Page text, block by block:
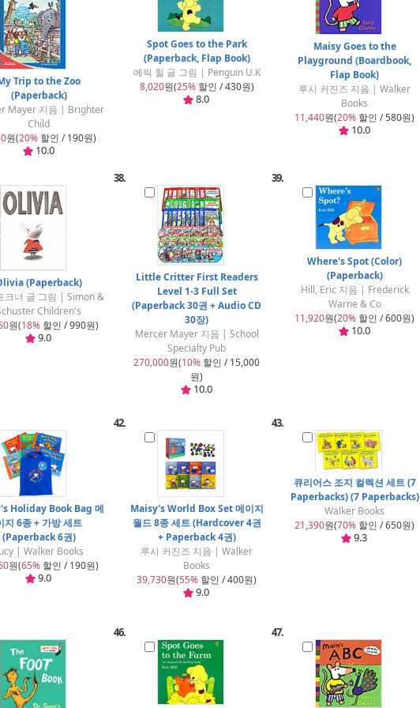
Trip to the Zoo
(Paperback)
Mayer 지음 | Brighter
Child
원(20%할인 / 190원)
10.0
Spot Goes to the Park
(Paperback, Flap Book)
에릭 힐 글 그림 | Penguin U.K
8,020원(25%할인 / 430원)
8.0
Maisy Goes to the
Playground (Boardbook,
Flap Book)
루시 커진즈 지음 | Walker
Books
11,440원(20% 할인 / 580원)
10.0
(Paperback)
크너 글 그림 | Simon &
Children's
원(18% 할인 / 990원)
9.0
38.
Little Critter First Readers
Level 1-3 Full Set
(Paperback 30권 + Audio CD
30장)
Mercer Mayer 지음 | School
Specialty Pub
270,000원(10% 할인 / 15,000
원)
10.0
39.
Where's Spot (Color)
(Paperback)
Hill, Eric 지음 | Frederick
Warne & Co
11,920원(20% 할인 / 600원)
10.0
Holiday Book Bag 메
지 6종 + 가방 세트
(Paperback 6권)
| Walker Books
원(65% 할인 / 190원)
9.0
42.
Maisy's World Box Set 메이지
월드 8종 세트 (Hardcover 4권
+ Paperback 4권)
루시 커진즈 지음 | Walker
Books
39,730원(55% 할인 / 400원)
9.0
43.
큐리어스 조지 컬렉션 세트 (7
Paperbacks) (7 Paperbacks)
Walker Books
21,390원(70% 할인 / 650원)
9.3
46. 47.